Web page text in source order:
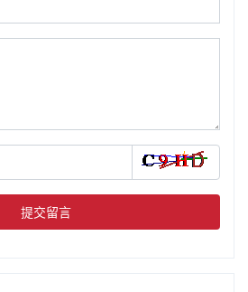
提交留言